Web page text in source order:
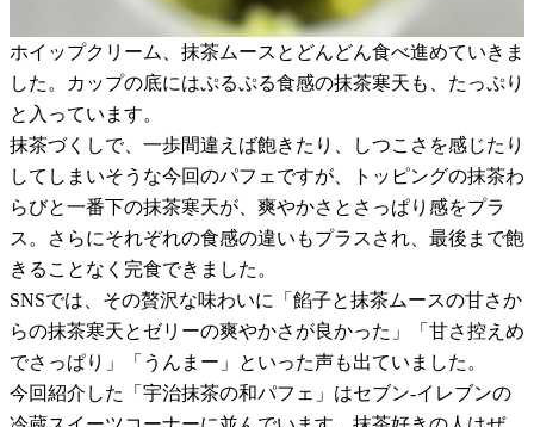
ホイップクリーム、抹茶ムースとどんどん食べ進めていきま
した。カップの底にはぷるぷる食感の抹茶寒天も、たっぷり
と入っています。
抹茶づくしで、一歩間違えば飽きたり、しつこさを感じたり
してしまいそうな今回のパフェですが、トッピングの抹茶わ
らびと一番下の抹茶寒天が、爽やかさとさっぱり感をプラ
ス。さらにそれぞれの食感の違いもプラスされ、最後まで飽
きることなく完食できました。
SNSでは、その贅沢な味わいに「餡子と抹茶ムースの甘さか
らの抹茶寒天とゼリーの爽やかさが良かった」「甘さ控えめ
でさっぱり」「うんまー」といった声も出ていました。
今回紹介した「宇治抹茶の和パフェ」はセブン-イレブンの